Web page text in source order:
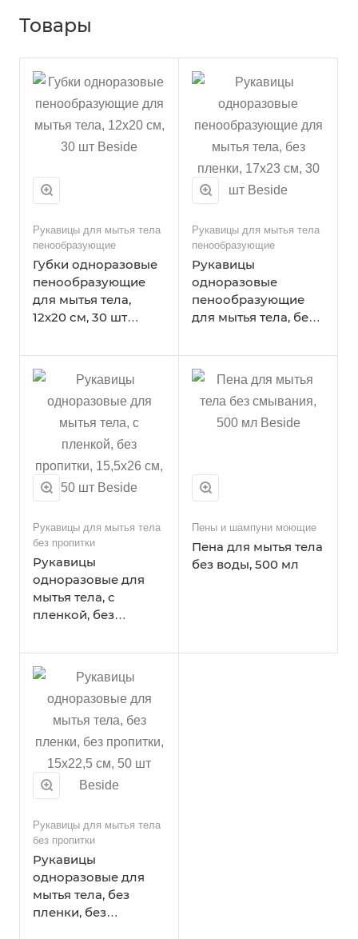
Товары
Рукавицы для мытья тела
пенообразующие
Губки одноразовые
пенообразующие
для мытья тела,
12х20 см, 30 шт
Рукавицы для мытья тела
пенообразующие
Рукавицы
одноразовые
пенообразующие
для мытья тела, без
шт Beside
Рукавицы для мытья тела
без пропитки
Рукавицы
одноразовые для
мытья тела, с
пленкой, без
50 шт Beside
Пены и шампуни моющие
Пена для мытья тела
без воды, 500 мл
Рукавицы для мытья тела
без пропитки
Рукавицы
одноразовые для
мытья тела, без
пленки, без